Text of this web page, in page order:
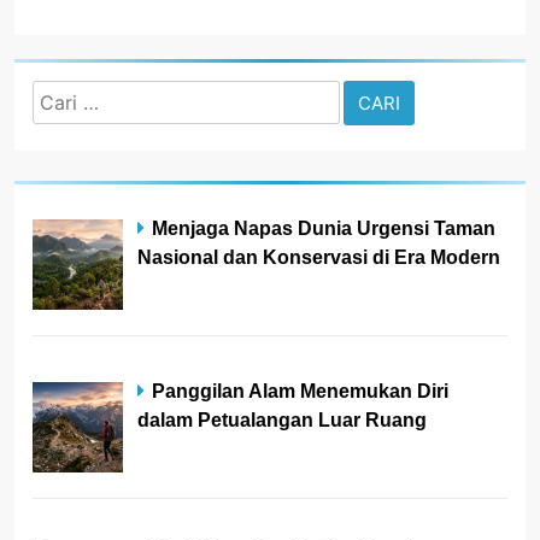
Cari
untuk:
Menjaga Napas Dunia Urgensi Taman
Nasional dan Konservasi di Era Modern
Panggilan Alam Menemukan Diri
dalam Petualangan Luar Ruang